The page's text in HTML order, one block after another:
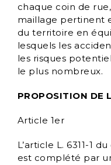
chaque coin de
maillage pertinent
du territoire en
lesquels les
les risques
le plus nombreux.
PROPOSITION DE
Article 1er
L’article L. 6311-1
est complété par